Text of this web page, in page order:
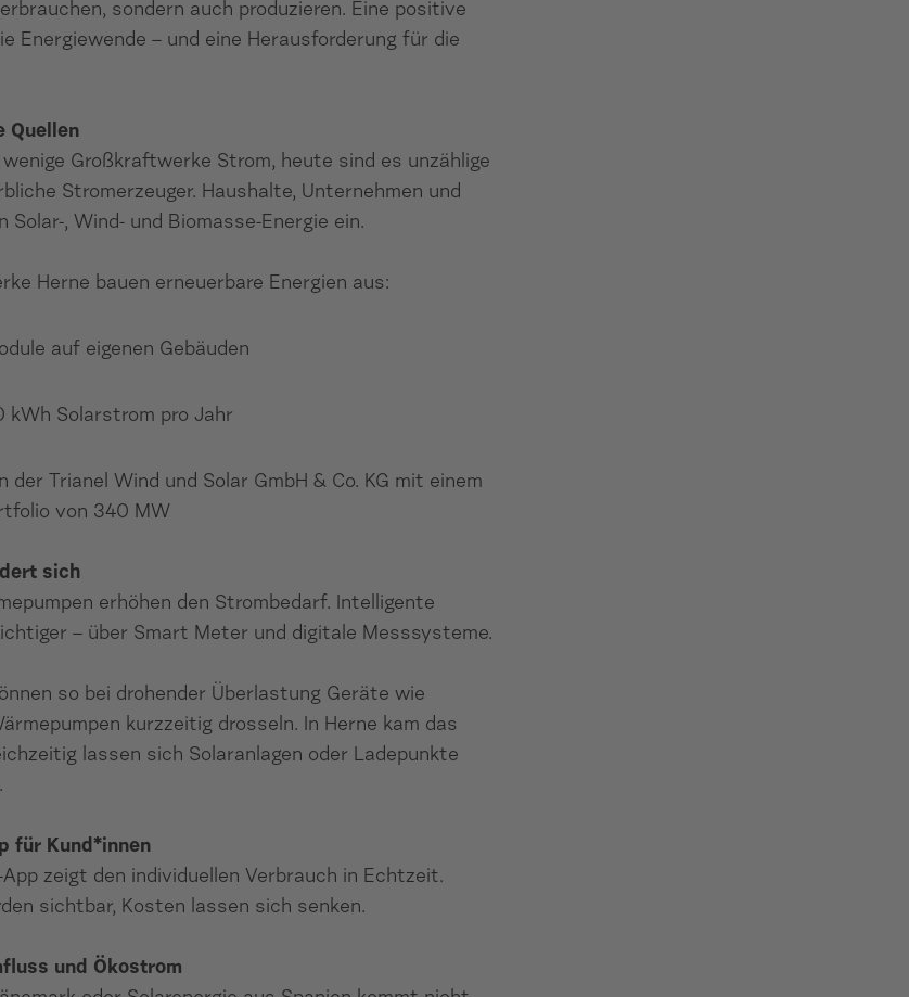
sondern auch produzieren. Eine positive
Energiewende – und eine Herausforderung für die
Quellen
Großkraftwerke Strom, heute sind es unzählige
Stromerzeuger. Haushalte, Unternehmen und
Solar-, Wind- und Biomasse-Energie ein.
Herne bauen erneuerbare Energien aus:
auf eigenen Gebäuden
kWh Solarstrom pro Jahr
der Trianel Wind und Solar GmbH & Co. KG mit einem
von 340 MW
sich
erhöhen den Strombedarf. Intelligente
– über Smart Meter und digitale Messsysteme.
so bei drohender Überlastung Geräte wie
kurzzeitig drosseln. In Herne kam das
lassen sich Solaranlagen oder Ladepunkte
für Kund*innen
App zeigt den individuellen Verbrauch in Echtzeit.
sichtbar, Kosten lassen sich senken.
und Ökostrom